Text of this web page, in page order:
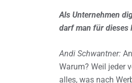
Als Unternehmen
darf man für dieses
Andi Schwantner:
Warum? Weil jeder
alles, was nach